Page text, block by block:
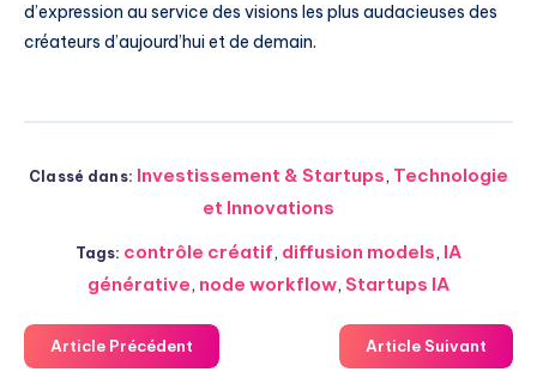
d’expression au service des visions les plus audacieuses des
créateurs d’aujourd’hui et de demain.
Classé dans: Investissement & Startups, Technologie
et Innovations
Tags: contrôle créatif, diffusion models, IA
générative, node workflow, Startups IA
Article Précédent Article Suivant